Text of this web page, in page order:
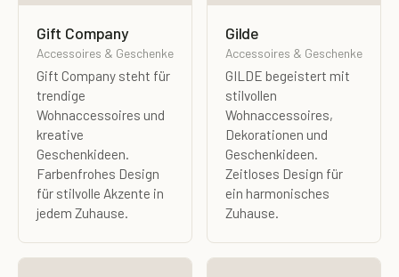
Gift Company
Accessoires & Geschenke
Gift Company steht für
trendige
Wohnaccessoires und
kreative
Geschenkideen.
Farbenfrohes Design
für stilvolle Akzente in
jedem Zuhause.
Gilde
Accessoires & Geschenke
GILDE begeistert mit
stilvollen
Wohnaccessoires,
Dekorationen und
Geschenkideen.
Zeitloses Design für
ein harmonisches
Zuhause.